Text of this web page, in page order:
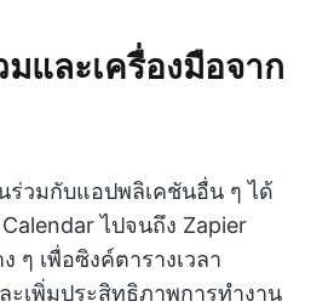
และเครื่องมือจาก
ร่วมกับแอปพลิเคชันอื่น ๆ ได้
ไปจนถึง Zapier
ๆ เพื่อซิงค์ตารางเวลา
เพิ่มประสิทธิภาพการทำงาน